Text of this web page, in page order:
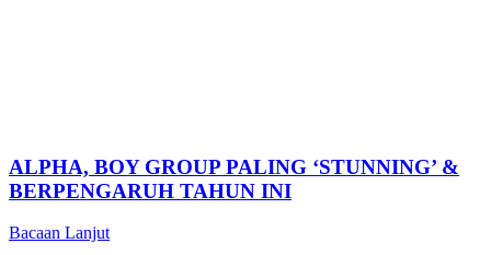
ALPHA, BOY GROUP PALING ‘STUNNING’ &
BERPENGARUH TAHUN INI
Bacaan Lanjut